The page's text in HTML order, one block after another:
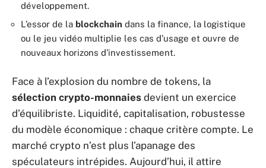
développement.
L’essor de la blockchain dans la finance, la logistique
ou le jeu vidéo multiplie les cas d’usage et ouvre de
nouveaux horizons d’investissement.
Face à l’explosion du nombre de tokens, la
sélection crypto-monnaies devient un exercice
d’équilibriste. Liquidité, capitalisation, robustesse
du modèle économique : chaque critère compte. Le
marché crypto n’est plus l’apanage des
spéculateurs intrépides. Aujourd’hui, il attire